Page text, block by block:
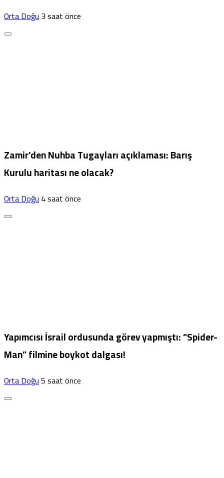
Orta Doğu3 saat önce
Zamir’den Nuhba Tugayları açıklaması: Barış
Kurulu haritası ne olacak?
Orta Doğu4 saat önce
Yapımcısı İsrail ordusunda görev yapmıştı: “Spider-
Man” filmine boykot dalgası!
Orta Doğu5 saat önce